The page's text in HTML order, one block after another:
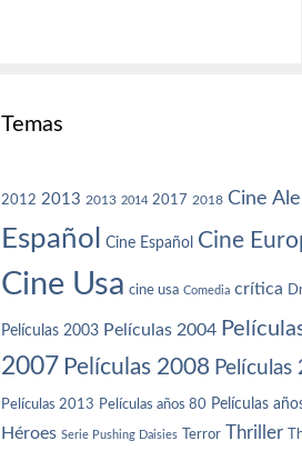
Temas
2012 2013 2013 2014 2017 2018 Cine
Español
Cine Español Cine
Cine Usa cine usa Comedia crítica
Películas 2003 Películas 2004
2007 Películas 2008 Películas
Películas 2013 Películas años 80 Películas
Héroes Serie Pushing Daisies Terror Thriller